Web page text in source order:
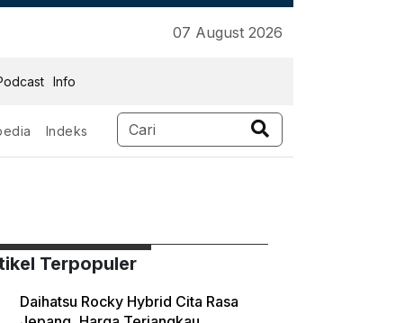
07 August 2026
Info
Indeks
Terpopuler
Daihatsu Rocky Hybrid Cita Rasa